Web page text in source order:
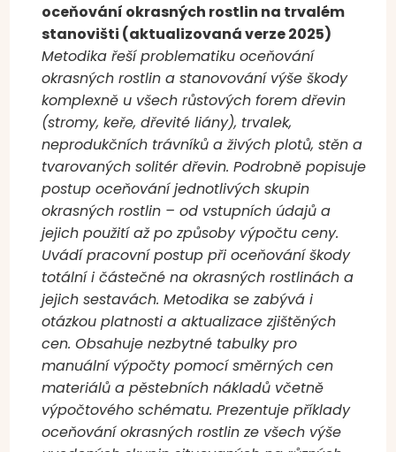
oceňování okrasných rostlin na trvalém
stanovišti (aktualizovaná verze 2025)
Metodika řeší problematiku oceňování
okrasných rostlin a stanovování výše škody
komplexně u všech růstových forem dřevin
(stromy, keře, dřevité liány), trvalek,
neprodukčních trávníků a živých plotů, stěn a
tvarovaných solitér dřevin. Podrobně popisuje
postup oceňování jednotlivých skupin
okrasných rostlin – od vstupních údajů a
jejich použití až po způsoby výpočtu ceny.
Uvádí pracovní postup při oceňování škody
totální i částečné na okrasných rostlinách a
jejich sestavách. Metodika se zabývá i
otázkou platnosti a aktualizace zjištěných
cen. Obsahuje nezbytné tabulky pro
manuální výpočty pomocí směrných cen
materiálů a pěstebních nákladů včetně
výpočtového schématu. Prezentuje příklady
oceňování okrasných rostlin ze všech výše